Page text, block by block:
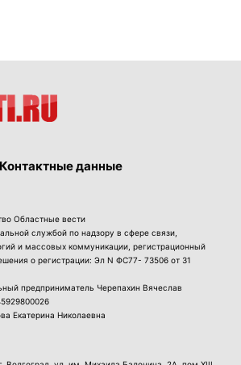
Контактные данные
Областные вести
службой по надзору в сфере связи,
и массовых коммуникации, регистрационный
о регистрации: Эл N ФС77- 73506 от 31
предприниматель Черепахин Вячеслав
Екатерина Николаевна